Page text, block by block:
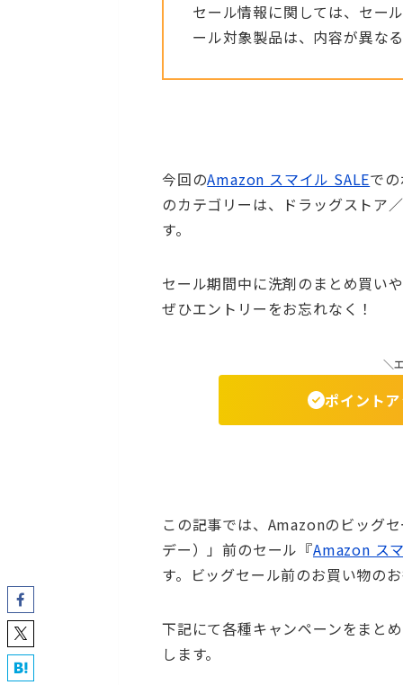
セール情報に関しては、セー
ール対象製品は、内容が異な
今回のAmazon スマイル SALEで
のカテゴリーは、ドラッグストア
す。
セール期間中に洗剤のまとめ買い
ぜひエントリーをお忘れなく！
＼
ポイント
この記事では、Amazonのビッグ
デー）」前のセール『Amazon ス
す。ビッグセール前のお買い物の
下記にて各種キャンペーンをまと
します。